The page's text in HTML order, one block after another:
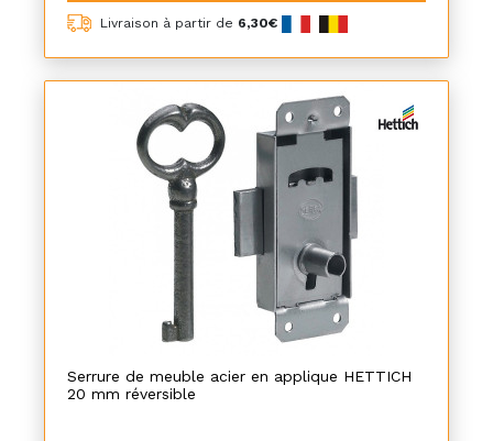
Livraison à partir de 6,30€
Serrure de meuble acier en applique HETTICH
20 mm réversible